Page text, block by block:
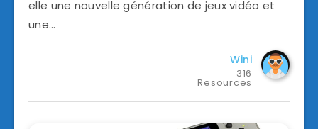
elle une nouvelle génération de jeux vidéo et
une…
Wini
316
Resources